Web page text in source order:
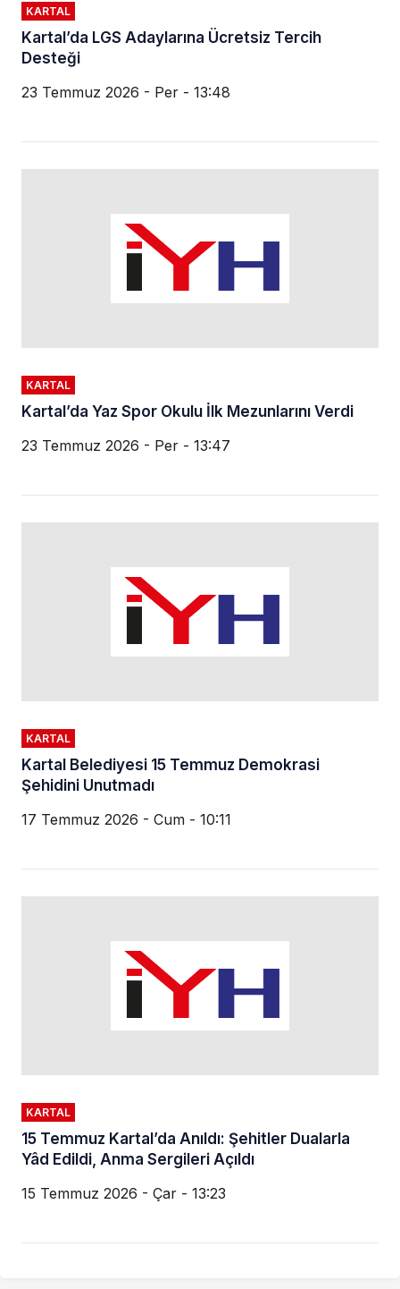
KARTAL
Kartal’da LGS Adaylarına Ücretsiz Tercih
Desteği
23 Temmuz 2026 - Per - 13:48
KARTAL
Kartal’da Yaz Spor Okulu İlk Mezunlarını Verdi
23 Temmuz 2026 - Per - 13:47
KARTAL
Kartal Belediyesi 15 Temmuz Demokrasi
Şehidini Unutmadı
17 Temmuz 2026 - Cum - 10:11
KARTAL
15 Temmuz Kartal’da Anıldı: Şehitler Dualarla
Yâd Edildi, Anma Sergileri Açıldı
15 Temmuz 2026 - Çar - 13:23